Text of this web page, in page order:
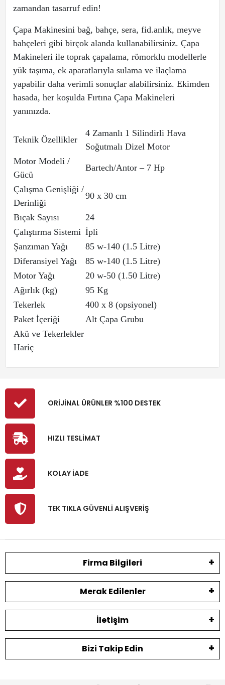
zamandan tasarruf edin!
Çapa Makinesini bağ, bahçe, sera, fid.anlık, meyve
bahçeleri gibi birçok alanda kullanabilirsiniz. Çapa
Makineleri ile toprak çapalama, römorklu modellerle
yük taşıma, ek aparatlarıyla sulama ve ilaçlama
yapabilir daha verimli sonuçlar alabilirsiniz. Ekimden
hasada, her koşulda Fırtına Çapa Makineleri
yanınızda.
Teknik Özellikler
4 Zamanlı 1 Silindirli Hava
Soğutmalı Dizel Motor
Motor Modeli /
Gücü
Bartech/Antor – 7 Hp
Çalışma Genişliği /
Derinliği
90 x 30 cm
Bıçak Sayısı
24
Çalıştırma Sistemi İpli
Şanzıman Yağı
85 w-140 (1.5 Litre)
Diferansiyel Yağı
85 w-140 (1.5 Litre)
Motor Yağı
20 w-50 (1.50 Litre)
Ağırlık (kg)
95 Kg
Tekerlek
400 x 8 (opsiyonel)
Paket İçeriği
Alt Çapa Grubu
Akü ve Tekerlekler
Hariç
ORİJİNAL ÜRÜNLER %100 DESTEK
HIZLI TESLİMAT
KOLAY İADE
TEK TIKLA GÜVENLİ ALIŞVERİŞ
Firma Bilgileri
Merak Edilenler
İletişim
Bizi Takip Edin